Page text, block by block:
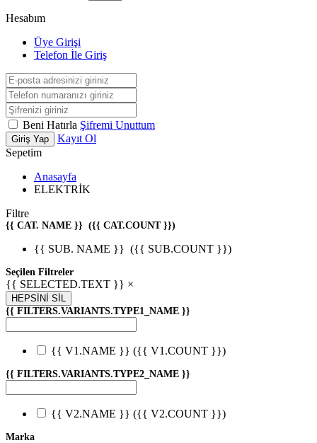
Hesabım
Üye Girişi
Telefon İle Giriş
Beni Hatırla Şifremi Unuttum
Giriş Yap
Kayıt Ol
Sepetim
Anasayfa
ELEKTRİK
Filtre
{{ CAT. NAME }} ({{ CAT.COUNT }})
{{ SUB. NAME }} ({{ SUB.COUNT }})
Seçilen Filtreler
{{ SELECTED.TEXT }} ×
HEPSİNİ SİL
{{ FILTERS.VARIANTS.TYPE1_NAME }}
{{ V1.NAME }} ({{ V1.COUNT }})
{{ FILTERS.VARIANTS.TYPE2_NAME }}
{{ V2.NAME }} ({{ V2.COUNT }})
Marka